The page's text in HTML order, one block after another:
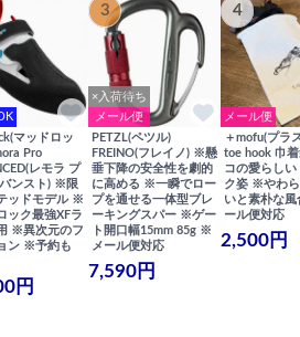
マッドロッ
Pro
レモラ プ
ンスト) ※限
ッドモデル ※
ック最強XFラ
※異次元のフ
ン ※予約も
円
3
×入荷待ち
メール便
PETZL(ペツル)
FREINO(フレイノ) ※懸
垂下降の安全性を劇的
に高める ※一瞬でロー
プを通せる一体型ブレ
ーキングスパー ※ゲー
ト開口幅15mm 85g ※
メール便対応
7,590円
4
メール便
＋mofu(プラ
toe hook 巾
コの愛らしい
ク姿 ※やわ
いと素朴な
ール便対応
2,500円